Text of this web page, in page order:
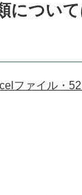
ついて
ファイル・